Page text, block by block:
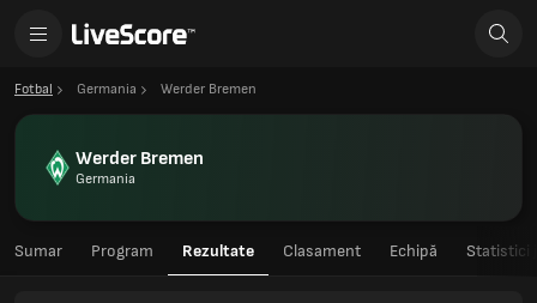
Fotbal Germania Werder Bremen
Werder Bremen
Germania
Sumar Program Rezultate Clasament Echipă Statistici